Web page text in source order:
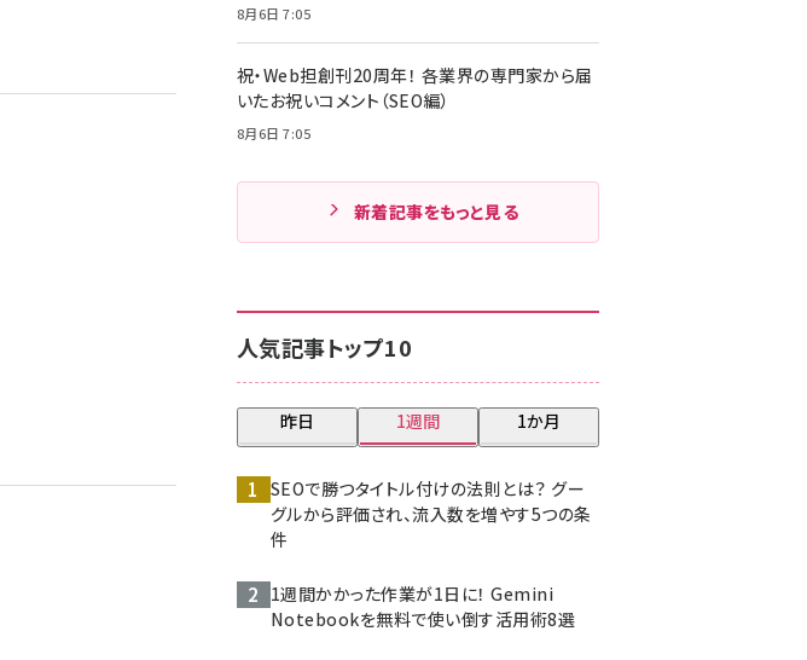
8月6日 7:05
祝・Web担創刊20周年！ 各業界の専門家から届
いたお祝いコメント（SEO編）
8月6日 7:05
新着記事をもっと見る
人気記事トップ10
昨日 1週間 1か月
SEOで勝つタイトル付けの法則とは？ グー
グルから評価され、流入数を増やす5つの条
件
1週間かかった作業が1日に！ Gemini
Notebookを無料で使い倒す活用術8選